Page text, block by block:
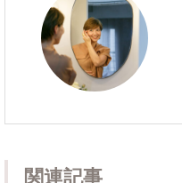
関連記事